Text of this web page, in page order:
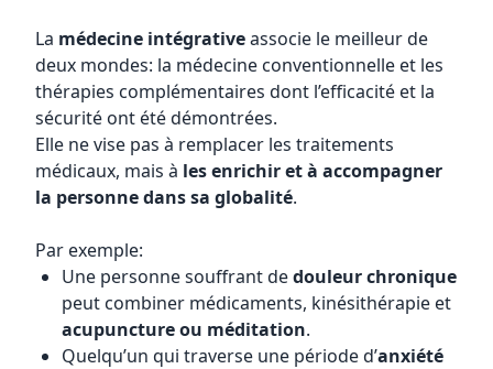
La médecine intégrativeassocie le meilleur de
deux mondes: la médecine conventionnelle et les
thérapies complémentaires dont l’efficacité et la
sécurité ont été démontrées.
Elle ne vise pas à remplacer les traitements
médicaux, mais à les enrichir et à accompagner
la personne dans sa globalité.
Par exemple:
Une personne souffrant dedouleur chronique
peut combiner médicaments, kinésithérapie et
acupuncture ou méditation.
Quelqu’un qui traverse une période d’anxiété